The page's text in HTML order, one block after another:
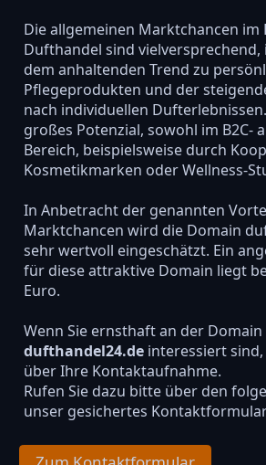
Die allgemeinen Marktchancen im
Dufthandel sind
dem anhaltenden Trend zu
Pflegeprodukten und der
nach individuellen
großes Potenzial, sowohl im B2C-
Bereich, beispielsweise durch
Kosmetikmarken oder Wellness-
In Anbetracht der genannten
Marktchancen wird die Domain
sehr wertvoll eingeschätzt. Ein
für diese attraktive Domain liegt
Euro.
Wenn Sie ernsthaft an der Domain
dufthandel24.deinteressiert
über Ihre Kontaktaufnahme.
Rufen Sie dazu bitte über den
unser gesichertes